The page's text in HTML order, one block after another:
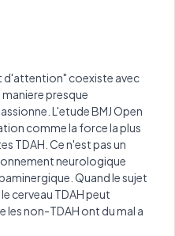
d'attention" coexiste avec
presque
L'etude BMJ Open
comme la force la plus
TDAH. Ce n'est pas un
neurologique
Quand le sujet
cerveau TDAH peut
non-TDAH ont du mal a